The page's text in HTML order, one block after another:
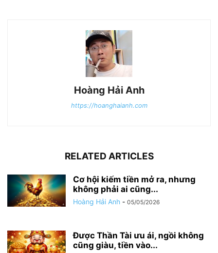
Hoàng Hải Anh
https://hoanghaianh.com
RELATED ARTICLES
Cơ hội kiếm tiền mở ra, nhưng
không phải ai cũng...
Hoàng Hải Anh - 05/05/2026
Được Thần Tài ưu ái, ngồi không
cũng giàu, tiền vào...